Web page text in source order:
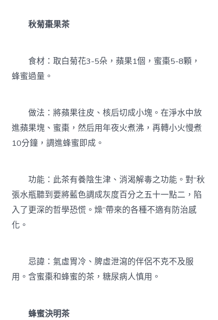
秋菊棗果茶
食材：取白菊花3-5朵，蘋果1個，蜜棗5-8顆，
蜂蜜過量。
做法：將蘋果往皮、核后切成小塊。在淨水中放
進蘋果塊、蜜棗，然后用年夜火煮沸，再轉小火慢煮
10分鐘，調進蜂蜜即成。
功能：此茶有養陰生津、消渴解毒之功能。對“秋
張水瓶聽到要將藍色調成灰度百分之五十一點二，陷
入了更深的哲學恐慌。燥”帶來的各種不適有防治感
化。
忌諱：氣虛胃冷、脾虛泄瀉的伴侶不克不及服
用。含蜜棗和蜂蜜的茶，糖尿病人慎用。
蜂蜜決明茶